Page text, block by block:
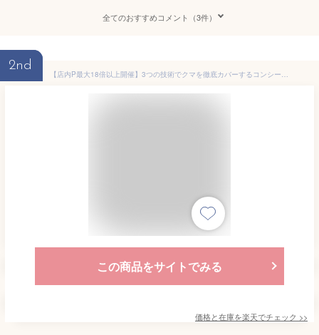
全てのおすすめコメント（3件）
2nd
【店内P最大18倍以上開催】3つの技術でクマを徹底カバーするコンシーラー【DHC直販】DHCミネラルコンシーラー パーフェクトアイズ［F1］ イエローベージュ | コンシーラー イエロー カバー 目の下 クマ隠し くま リキッド チップ 目元
この商品をサイトでみる
価格と在庫を楽天でチェック >>